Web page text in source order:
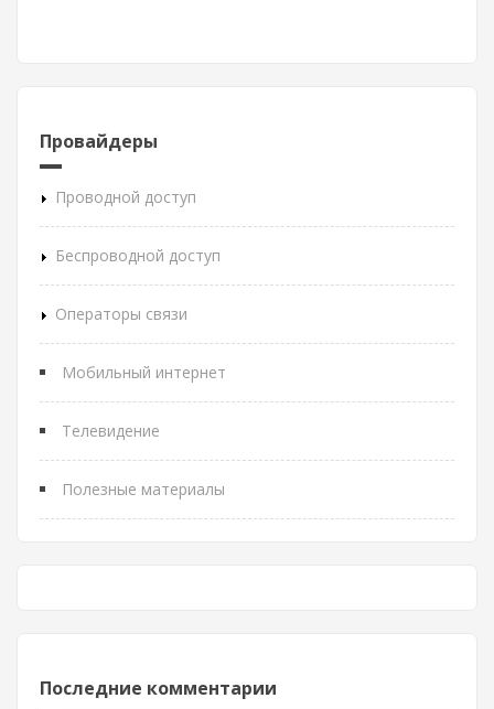
Провайдеры
Проводной доступ
Беспроводной доступ
Операторы связи
Мобильный интернет
Телевидение
Полезные материалы
Последние комментарии